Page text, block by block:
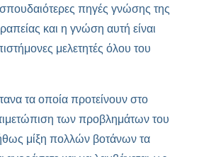
πηγές γνώσης της
και η γνώση αυτή είναι
μελετητές όλου του
τα οποία προτείνουν στο
των προβλημάτων του
μίξη πολλών βοτάνων τα